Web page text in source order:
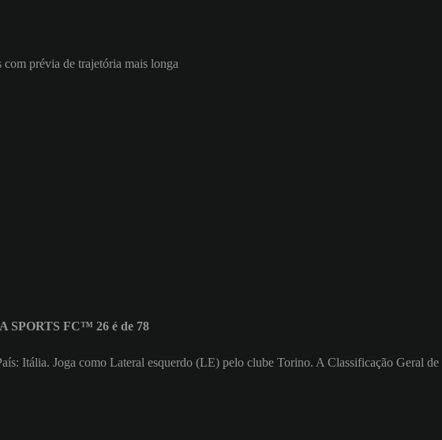
com prévia de trajetória mais longa
SPORTS FC™ 26 é de 78
Itália. Joga como Lateral esquerdo (LE) pelo clube Torino. A Classificação Geral